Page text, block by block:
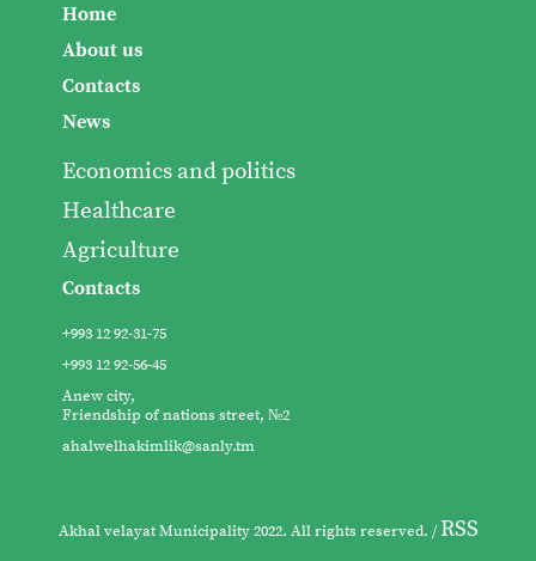
Home
About us
Contacts
News
Economics and politics
Healthcare
Agriculture
Contacts
+993 12 92-31-75
+993 12 92-56-45
Anew city,
Friendship of nations street, №2
ahalwelhakimlik@sanly.tm
Akhal velayat Municipality 2022. All rights reserved. /RSS